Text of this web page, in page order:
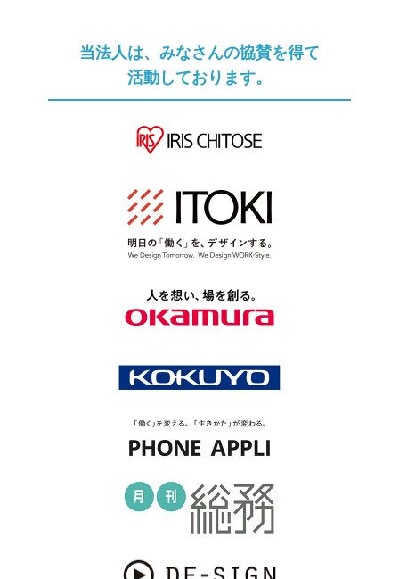
当法人は、みなさんの協賛を得て
活動しております。